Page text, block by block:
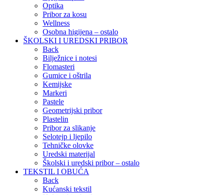
Optika
Pribor za kosu
Wellness
Osobna higijena – ostalo
ŠKOLSKI I UREDSKI PRIBOR
Back
Bilježnice i notesi
Flomasteri
Gumice i oštrila
Kemijske
Markeri
Pastele
Geometrijski pribor
Plastelin
Pribor za slikanje
Selotejp i ljepilo
Tehničke olovke
Uredski materijal
Školski i uredski pribor – ostalo
TEKSTIL I OBUĆA
Back
Kućanski tekstil